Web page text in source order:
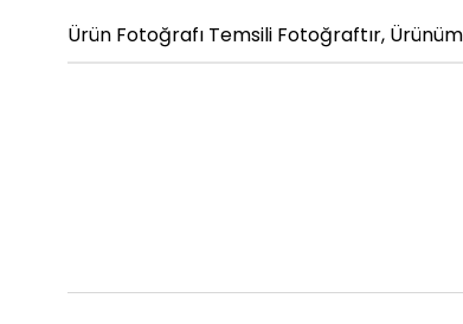
Ürün Fotoğrafı Temsili Fotoğraftır,